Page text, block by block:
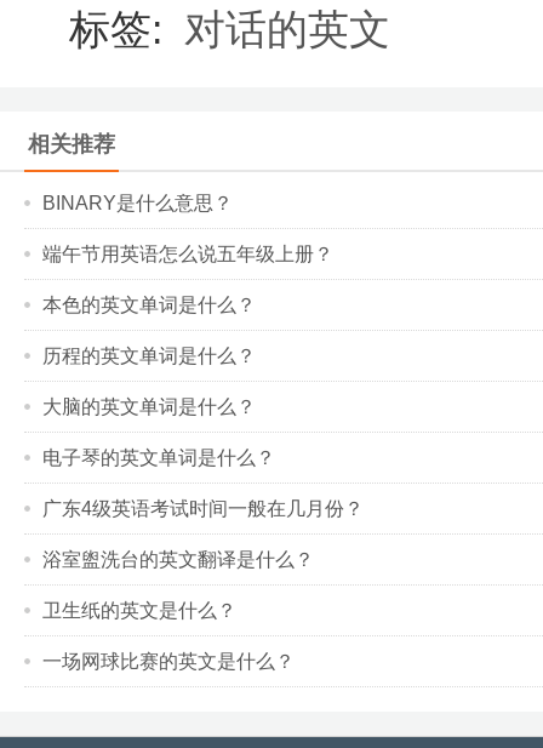
标签: 对话的英文
相关推荐
BINARY是什么意思？
端午节用英语怎么说五年级上册？
本色的英文单词是什么？
历程的英文单词是什么？
大脑的英文单词是什么？
电子琴的英文单词是什么？
广东4级英语考试时间一般在几月份？
浴室盥洗台的英文翻译是什么？
卫生纸的英文是什么？
一场网球比赛的英文是什么？